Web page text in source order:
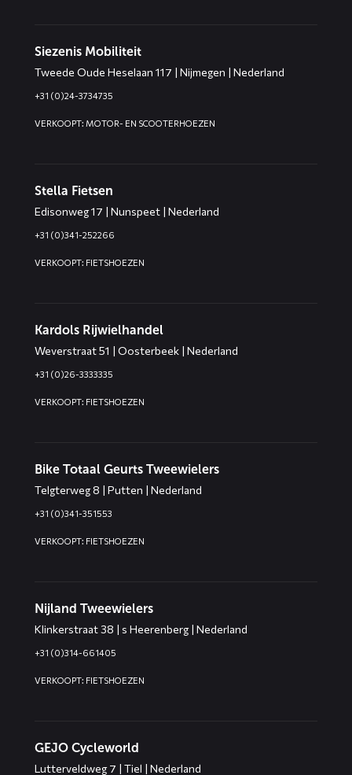
Siezenis Mobiliteit
Tweede Oude Heselaan 117 | Nijmegen | Nederland
+31 (0)24-3734735
VERKOOPT: MOTOR- EN SCOOTERHOEZEN
Stella Fietsen
Edisonweg 17 | Nunspeet | Nederland
+31 (0)341-252266
VERKOOPT: FIETSHOEZEN
Kardols Rijwielhandel
Weverstraat 51 | Oosterbeek | Nederland
+31 (0)26-3333335
VERKOOPT: FIETSHOEZEN
Bike Totaal Geurts Tweewielers
Telgterweg 8 | Putten | Nederland
+31 (0)341-351553
VERKOOPT: FIETSHOEZEN
Nijland Tweewielers
Klinkerstraat 38 | s Heerenberg | Nederland
+31 (0)314-661405
VERKOOPT: FIETSHOEZEN
GEJO Cycleworld
Lutterveldweg 7 | Tiel | Nederland